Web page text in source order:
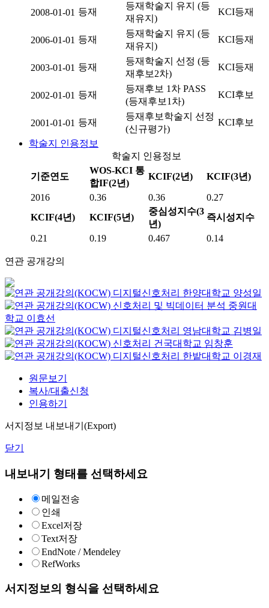
2008-01-01 등재
등재학술지 유지 (등
재유지)
KCI등재
2006-01-01 등재
등재학술지 유지 (등
재유지)
KCI등재
2003-01-01 등재
등재학술지 선정 (등
재후보2차)
KCI등재
2002-01-01 등재
등재후보 1차 PASS
(등재후보1차)
KCI후보
2001-01-01 등재
등재후보학술지 선정
(신규평가)
KCI후보
학술지 인용정보
학술지 인용정보
기준연도
WOS-KCI 통
합IF(2년)
KCIF(2년) KCIF(3년)
2016 0.36 0.36
0.27
KCIF(4년)
KCIF(5년)
중심성지수(3
년)
즉시성지수
0.21 0.19 0.467 0.14
연관 공개강의
디지털신호처리 한양대학교 양성일
신호처리 및 빅데이터 분석 중원대
학교 이효선
디지털신호처리 영남대학교 김병일
신호처리 건국대학교 임창훈
디지털신호처리 한밭대학교 이경재
원문보기
복사/대출신청
인용하기
서지정보 내보내기(Export)
닫기
내보내기 형태를 선택하세요
메일전송
인쇄
Excel저장
Text저장
EndNote / Mendeley
RefWorks
서지정보의 형식을 선택하세요